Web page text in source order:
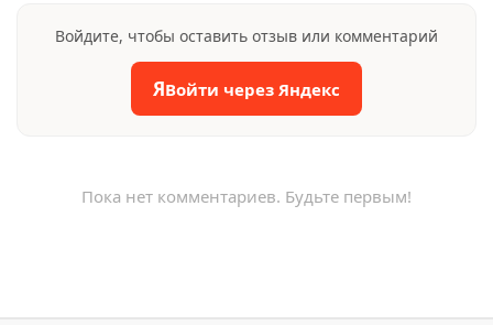
Войдите, чтобы оставить отзыв или комментарий
ЯВойти через Яндекс
Пока нет комментариев. Будьте первым!